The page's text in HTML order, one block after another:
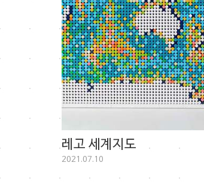
레고 세계지도
2021.07.10